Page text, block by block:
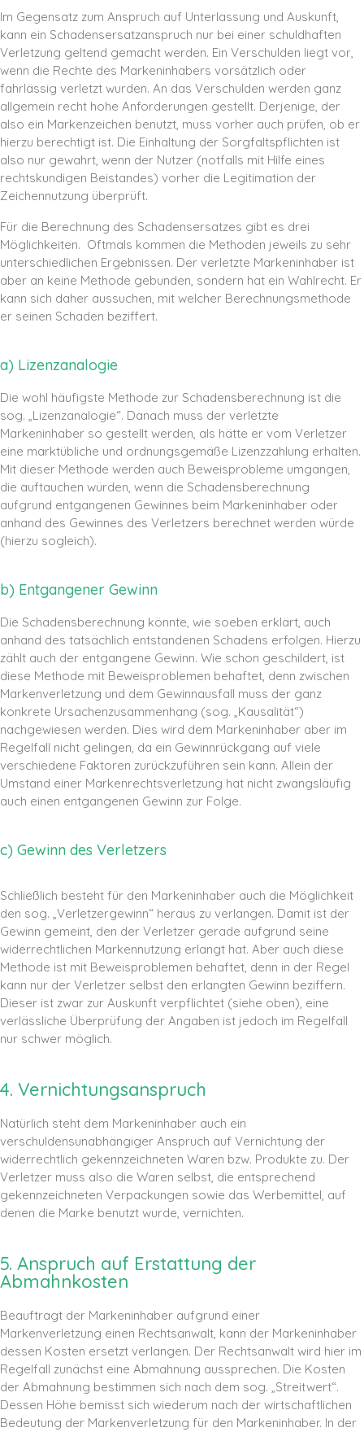
Im Gegensatz zum Anspruch auf Unterlassung und Auskunft,
kann ein Schadensersatzanspruch nur bei einer schuldhaften
Verletzung geltend gemacht werden. Ein Verschulden liegt vor,
wenn die Rechte des Markeninhabers vorsätzlich oder
fahrlässig verletzt wurden. An das Verschulden werden ganz
allgemein recht hohe Anforderungen gestellt. Derjenige, der
also ein Markenzeichen benutzt, muss vorher auch prüfen, ob er
hierzu berechtigt ist. Die Einhaltung der Sorgfaltspflichten ist
also nur gewahrt, wenn der Nutzer (notfalls mit Hilfe eines
rechtskundigen Beistandes) vorher die Legitimation der
Zeichennutzung überprüft.
Für die Berechnung des Schadensersatzes gibt es drei
Möglichkeiten. Oftmals kommen die Methoden jeweils zu sehr
unterschiedlichen Ergebnissen. Der verletzte Markeninhaber ist
aber an keine Methode gebunden, sondern hat ein Wahlrecht. Er
kann sich daher aussuchen, mit welcher Berechnungsmethode
er seinen Schaden beziffert.
a) Lizenzanalogie
Die wohl häufigste Methode zur Schadensberechnung ist die
sog. „Lizenzanalogie“. Danach muss der verletzte
Markeninhaber so gestellt werden, als hätte er vom Verletzer
eine marktübliche und ordnungsgemäße Lizenzzahlung erhalten.
Mit dieser Methode werden auch Beweisprobleme umgangen,
die auftauchen würden, wenn die Schadensberechnung
aufgrund entgangenen Gewinnes beim Markeninhaber oder
anhand des Gewinnes des Verletzers berechnet werden würde
(hierzu sogleich).
b) Entgangener Gewinn
Die Schadensberechnung könnte, wie soeben erklärt, auch
anhand des tatsächlich entstandenen Schadens erfolgen. Hierzu
zählt auch der entgangene Gewinn. Wie schon geschildert, ist
diese Methode mit Beweisproblemen behaftet, denn zwischen
Markenverletzung und dem Gewinnausfall muss der ganz
konkrete Ursachenzusammenhang (sog. „Kausalität“)
nachgewiesen werden. Dies wird dem Markeninhaber aber im
Regelfall nicht gelingen, da ein Gewinnrückgang auf viele
verschiedene Faktoren zurückzuführen sein kann. Allein der
Umstand einer Markenrechtsverletzung hat nicht zwangsläufig
auch einen entgangenen Gewinn zur Folge.
c) Gewinn des Verletzers
Schließlich besteht für den Markeninhaber auch die Möglichkeit
den sog. „Verletzergewinn“ heraus zu verlangen. Damit ist der
Gewinn gemeint, den der Verletzer gerade aufgrund seine
widerrechtlichen Markennutzung erlangt hat. Aber auch diese
Methode ist mit Beweisproblemen behaftet, denn in der Regel
kann nur der Verletzer selbst den erlangten Gewinn beziffern.
Dieser ist zwar zur Auskunft verpflichtet (siehe oben), eine
verlässliche Überprüfung der Angaben ist jedoch im Regelfall
nur schwer möglich.
4. Vernichtungsanspruch
Natürlich steht dem Markeninhaber auch ein
verschuldensunabhängiger Anspruch auf Vernichtung der
widerrechtlich gekennzeichneten Waren bzw. Produkte zu. Der
Verletzer muss also die Waren selbst, die entsprechend
gekennzeichneten Verpackungen sowie das Werbemittel, auf
denen die Marke benutzt wurde, vernichten.
5. Anspruch auf Erstattung der
Abmahnkosten
Beauftragt der Markeninhaber aufgrund einer
Markenverletzung einen Rechtsanwalt, kann der Markeninhaber
dessen Kosten ersetzt verlangen. Der Rechtsanwalt wird hier im
Regelfall zunächst eine Abmahnung aussprechen. Die Kosten
der Abmahnung bestimmen sich nach dem sog. „Streitwert“.
Dessen Höhe bemisst sich wiederum nach der wirtschaftlichen
Bedeutung der Markenverletzung für den Markeninhaber. In der